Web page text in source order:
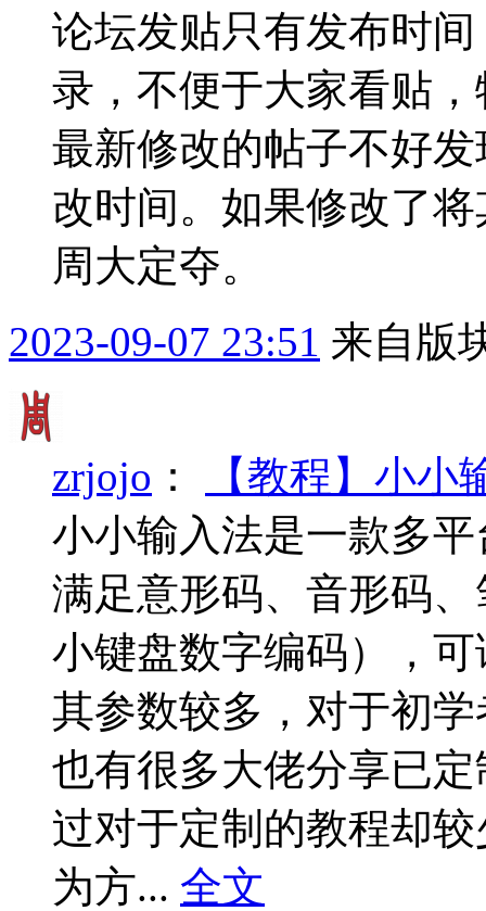
论坛发贴只有发布时
录，不便于大家看贴
最新修改的帖子不好
改时间。如果修改了
周大定夺。
2023-09-07 23:51 来自版
zrjojo ：
【教程】小
小小输入法是一款多
满足意形码、音形码
小键盘数字编码），
其参数较多，对于初
也有很多大佬分享已
过对于定制的教程却
为方... 全文